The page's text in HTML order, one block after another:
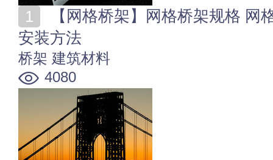
安装方法
桥架 建筑材料
4080